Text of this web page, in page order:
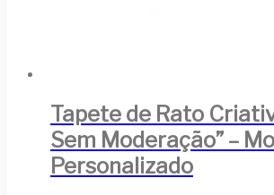
Tapete de Rato
Sem Moderação” –
Personalizado